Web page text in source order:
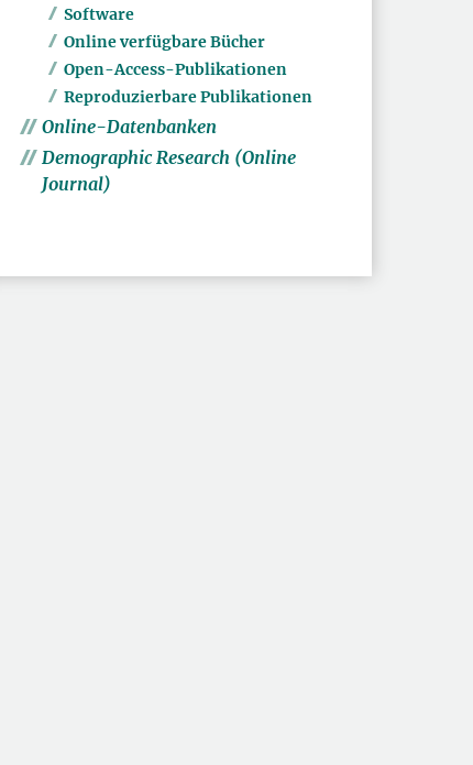
Software
Online verfügbare Bücher
Open-Access-Publikationen
Reproduzierbare Publikationen
Online-Datenbanken
Demographic Research (Online
Journal)